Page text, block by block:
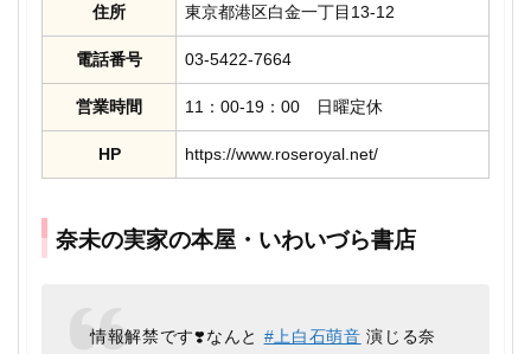
住所 東京都港区白金一丁目13-12
電話番号 03-5422-7664
営業時間 11：00-19：00 日曜定休
HP https://www.roseroyal.net/
奈未の実家の本屋・いわいづら書店
情報解禁です❣️なんと #上白石萌音 演じる奈